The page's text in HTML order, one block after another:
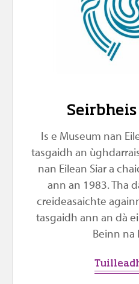
Is e Museum nan
tasgaidh an
nan Eilean Siar a
ann an 1983. Tha
creideasaichte
tasgaidh ann an dà
Beinn na